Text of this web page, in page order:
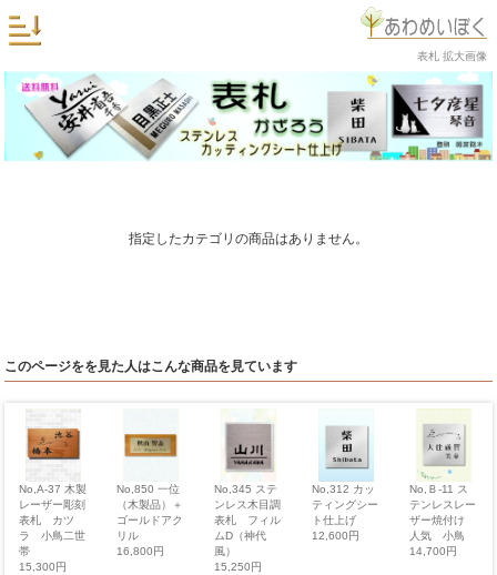
表札 拡大画像
指定したカテゴリの商品はありません。
このページをを見た人はこんな商品を見ています
No,A-37 木製
レーザー彫刻
表札 カツ
ラ 小鳥二世
帯
15,300円
No,850 一位
（木製品）＋
ゴールドアク
リル
16,800円
No,345 ステ
ンレス木目調
表札 フィル
ムD（神代
風）
15,250円
No,312 カッ
ティングシー
ト仕上げ
12,600円
No,Ｂ-11 ス
テンレスレー
ザー焼付け
人気 小鳥
14,700円